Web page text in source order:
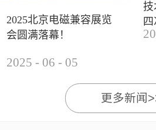
2025北京电磁兼容展览
会圆满落幕！
2025 - 06 - 05
技
成
更多新闻